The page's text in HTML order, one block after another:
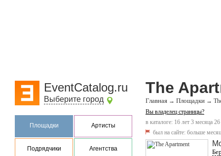
EventCatalog.ru
Выберите город
Площадки Артисты
Подрядчики Агентства
The
Главная → Площадки →
Вы владелец страницы?
в каталоге: 16 лет 3 месяца
был на сайте: больше